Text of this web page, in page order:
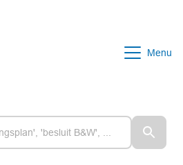
Menu